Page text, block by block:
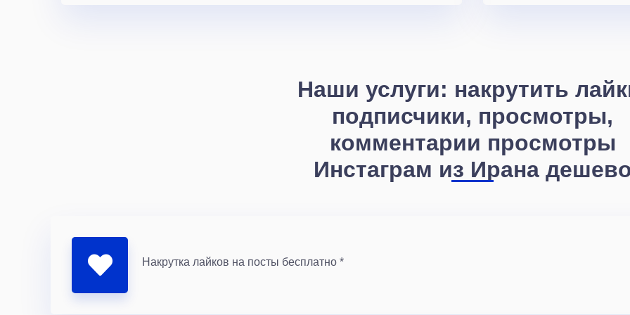
Наши услуги: накрутить
подписчики, просмотры,
комментарии просмотры
Инстаграм из Ирана
Накрутка лайков на посты бесплатно *